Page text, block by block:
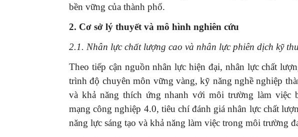
bền vững của thành phố.
2. Cơ sở lý thuyết và mô hình nghiên cứu
2.1. Nhân lực chất lượng cao và nhân lực phiên dịch kỹ
Theo tiếp cận nguồn nhân lực hiện đại, nhân lực chất
trình độ chuyên môn vững vàng, kỹ năng nghề nghiệp
và khả năng thích ứng nhanh với môi trường làm việc
mạng công nghiệp 4.0, tiêu chí đánh giá nhân lực chất
năng lực sáng tạo và khả năng làm việc trong môi trường